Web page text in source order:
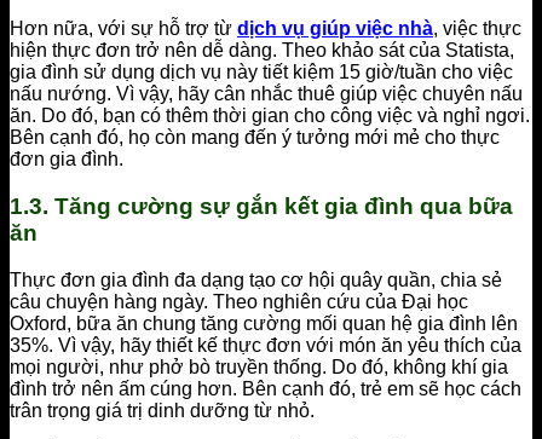
Hơn nữa, với sự hỗ trợ từ dịch vụ giúp việc nhà, việc thực
hiện thực đơn trở nên dễ dàng. Theo khảo sát của Statista,
gia đình sử dụng dịch vụ này tiết kiệm 15 giờ/tuần cho việc
nấu nướng. Vì vậy, hãy cân nhắc thuê giúp việc chuyên nấu
ăn. Do đó, bạn có thêm thời gian cho công việc và nghỉ ngơi.
Bên cạnh đó, họ còn mang đến ý tưởng mới mẻ cho thực
đơn gia đình.
1.3. Tăng cường sự gắn kết gia đình qua bữa
ăn
Thực đơn gia đình đa dạng tạo cơ hội quây quần, chia sẻ
câu chuyện hàng ngày. Theo nghiên cứu của Đại học
Oxford, bữa ăn chung tăng cường mối quan hệ gia đình lên
35%. Vì vậy, hãy thiết kế thực đơn với món ăn yêu thích của
mọi người, như phở bò truyền thống. Do đó, không khí gia
đình trở nên ấm cúng hơn. Bên cạnh đó, trẻ em sẽ học cách
trân trọng giá trị dinh dưỡng từ nhỏ.